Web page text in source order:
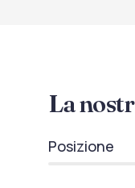
La
Posizione